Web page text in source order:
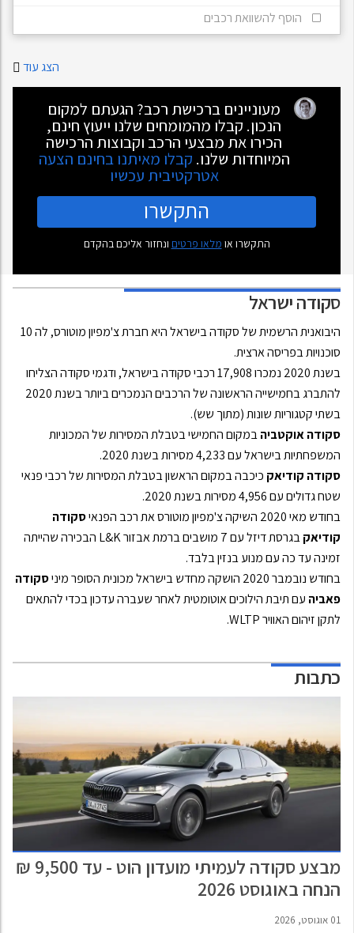
הוסף להשוואת רכבים
הצג עוד
מעוניינים ברכישת רכב? הגעתם למקום
הנכון. קבלו מהמומחים שלנו ייעוץ חינם,
הכירו את מבצעי הרכב וקבוצות הרכישה
המיוחדות שלנו. קבלו מאיתנו בחינם הצעה
אטרקטיבית עכשיו
התקשרו
התקשרו או מלאו פרטים ונחזור אליכם בהקדם
סקודהישראל
היבואנית הרשמית של סקודה בישראל היא חברת צ'מפיון מוטורס, לה 10
סוכנויות בפריסה ארצית.
בשנת 2020 נמכרו 17,908 רכבי סקודה בישראל, ודגמי סקודה הצליחו
להתברג בחמישייה הראשונה של הרכבים הנמכרים ביותר בשנת 2020
בשתי קטגוריות שונות (מתוך שש).
סקודה אוקטביהבמקום החמישי בטבלת המסירות של המכוניות
המשפחתיות בישראל עם 4,233 מסירות בשנת 2020.
סקודה קודיאק כיכבה במקום הראשון בטבלת המסירות של רכבי פנאי
שטח גדולים עם 4,956 מסירות בשנת 2020.
בחודש מאי 2020 השיקה צ'מפיון מוטורס את רכב הפנאי
סקודה
קודיאק
בגרסת דיזל עם 7 מושבים ברמת אבזור L&K הבכירה שהייתה
זמינה עד כה עם מנוע בנזין בלבד.
בחודש נובמבר 2020 הושקה מחדש בישראל מכונית הסופר מיני
סקודה
פאביה עם תיבת הילוכים אוטומטית לאחר שעברה עדכון בכדי להתאים
לתקן זיהום האוויר WLTP.
כתבות
מבצע סקודה לעמיתי מועדון הוט - עד 9,500 ₪
הנחה באוגוסט 2026
01 אוגוסט, 2026